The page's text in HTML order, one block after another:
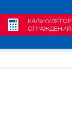
КАЛЬКУЛЯТОР
ОГРАЖДЕНИЙ